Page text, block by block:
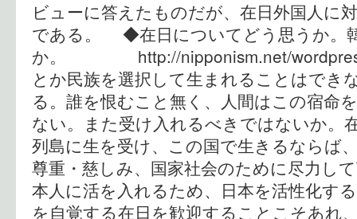
ビューに答えたものだが、在日外国人に
である。 ◆在日についてどう思うか。
か。 http://nipponism.net/
とか民族を選択して生まれることはでき
る。誰を恨むこと無く、人間はこの宿命
ない。また受け入れるべきではないか。
列島に生を受け、この国で生きるならば
尊重・慈しみ、国家社会のために尽力し
本人に活を入れるため、日本を活性化す
を自覚する在日を歓迎することこそあれ